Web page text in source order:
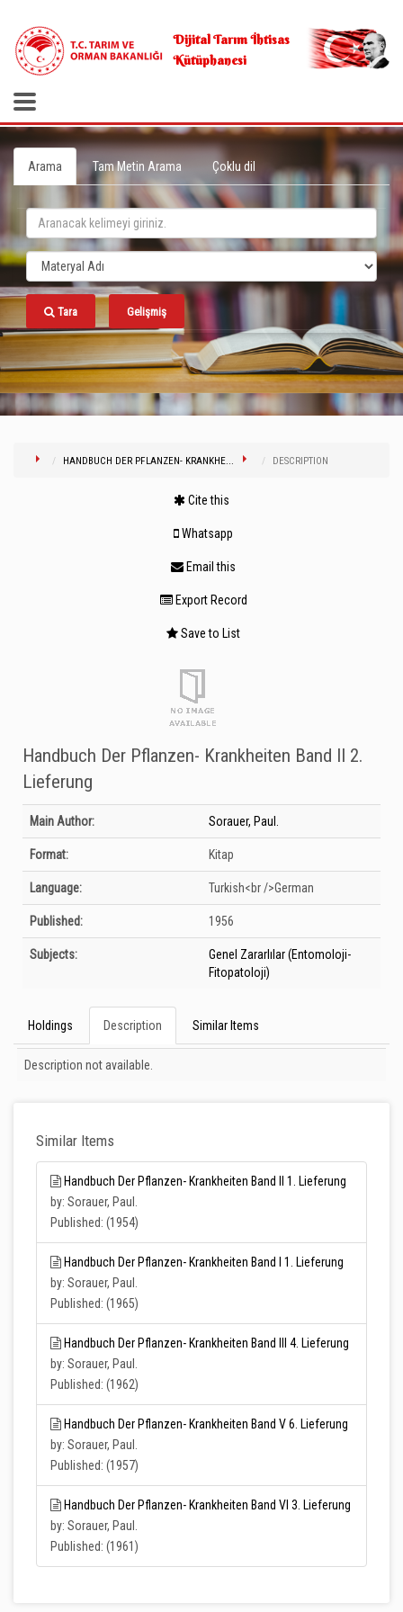
Dijital Tarım İhtisas
Kütüphanesi
Arama Tam Metin Arama Çoklu dil
Tara Gelişmiş
HANDBUCH DER PFLANZEN- KRANKHE... DESCRIPTION
Cite this
Whatsapp
Email this
Export Record
Save to List
Handbuch Der Pflanzen- Krankheiten Band II 2.
Lieferung
Bibliographic Details
Main Author: Sorauer, Paul.
Format: Kitap
Language: Turkish<br />German
Published: 1956
Subjects:
Genel Zararlılar (Entomoloji-
Fitopatoloji)
Holdings Description Similar Items
Description
Description not available.
Similar Items
Handbuch Der Pflanzen- Krankheiten Band II 1. Lieferung
by: Sorauer, Paul.
Published: (1954)
Handbuch Der Pflanzen- Krankheiten Band I 1. Lieferung
by: Sorauer, Paul.
Published: (1965)
Handbuch Der Pflanzen- Krankheiten Band III 4. Lieferung
by: Sorauer, Paul.
Published: (1962)
Handbuch Der Pflanzen- Krankheiten Band V 6. Lieferung
by: Sorauer, Paul.
Published: (1957)
Handbuch Der Pflanzen- Krankheiten Band VI 3. Lieferung
by: Sorauer, Paul.
Published: (1961)